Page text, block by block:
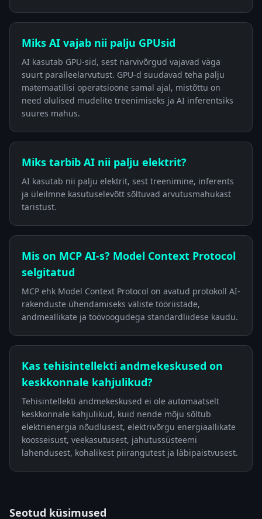
Miks AI vajab nii palju GPUsid
AI kasutab GPU-sid, sest närvivõrgud vajavad väga
suurt paralleelarvutust. GPU-d suudavad teha palju
matemaatilisi operatsioone samal ajal, mistõttu on
need olulised mudelite treenimiseks ja AI inferentsiks
suures mahus.
Miks tarbib AI nii palju elektrit?
AI kasutab nii palju elektrit, sest treenimine, inferents
ja üleilmne kasutuselevõtt sõltuvad arvutusmahukast
taristust.
Mis on MCP AI-s? Model Context Protocol
selgitatud
MCP ehk Model Context Protocol on avatud protokoll AI-
rakenduste ühendamiseks väliste tööriistade,
andmeallikate ja töövoogudega standardliidese kaudu.
Kas tehisintellekti andmekeskused on
keskkonnale kahjulikud?
Tehisintellekti andmekeskused ei ole automaatselt
keskkonnale kahjulikud, kuid nende mõju sõltub
elektrienergia nõudlusest, elektrivõrgu energiaallikate
koosseisust, veekasutusest, jahutussüsteemi
lahendusest, kohalikest piirangutest ja läbipaistvusest.
Seotud küsimused